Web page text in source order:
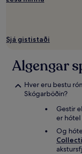
Sjá gististaði
Algengar
Hver eru bestu
Skógarböðin?
Gestir
er
Og